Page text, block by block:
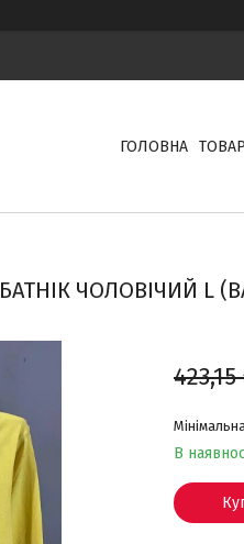
ГОЛОВНА
БАТНІК ЧОЛОВІЧИЙ L
423,15
В